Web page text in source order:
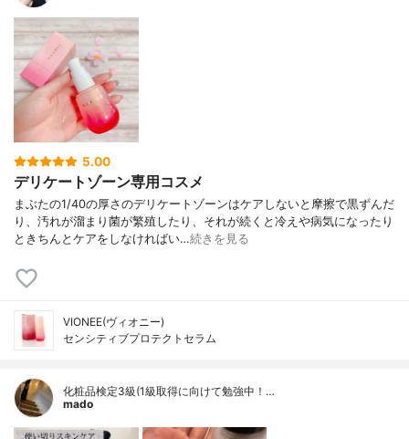
5.00
デリケートゾーン専用コスメ
まぶたの1/40の厚さのデリケートゾーンはケアしないと摩擦で黒ずんだ
り、汚れが溜まり菌が繁殖したり、それが続くと冷えや病気になったり
ときちんとケアをしなければい…続きを見る
VIONEE(ヴィオニー)
センシティブプロテクトセラム
化粧品検定3級(1級取得に向けて勉強中！…
mado